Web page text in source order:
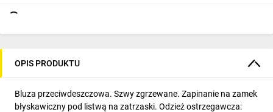
OPIS PRODUKTU
Bluza przeciwdeszczowa. Szwy zgrzewane. Zapinanie na zamek
błyskawiczny pod listwą na zatrzaski. Odzież ostrzegawcza: